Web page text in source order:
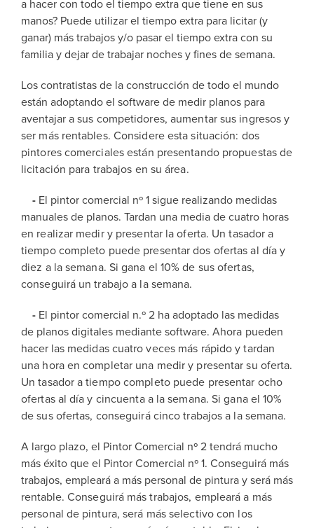
a hacer con todo el tiempo extra que tiene en sus
manos? Puede utilizar el tiempo extra para licitar (y
ganar) más trabajos y/o pasar el tiempo extra con su
familia y dejar de trabajar noches y fines de semana.
Los contratistas de la construcción de todo el mundo
están adoptando el software de medir planos para
aventajar a sus competidores, aumentar sus ingresos y
ser más rentables. Considere esta situación: dos
pintores comerciales están presentando propuestas de
licitación para trabajos en su área.
- El pintor comercial nº 1 sigue realizando medidas
manuales de planos. Tardan una media de cuatro horas
en realizar medir y presentar la oferta. Un tasador a
tiempo completo puede presentar dos ofertas al día y
diez a la semana. Si gana el 10% de sus ofertas,
conseguirá un trabajo a la semana.
- El pintor comercial n.º 2 ha adoptado las medidas
de planos digitales mediante software. Ahora pueden
hacer las medidas cuatro veces más rápido y tardan
una hora en completar una medir y presentar su oferta.
Un tasador a tiempo completo puede presentar ocho
ofertas al día y cincuenta a la semana. Si gana el 10%
de sus ofertas, conseguirá cinco trabajos a la semana.
A largo plazo, el Pintor Comercial nº 2 tendrá mucho
más éxito que el Pintor Comercial nº 1. Conseguirá más
trabajos, empleará a más personal de pintura y será más
rentable. Conseguirá más trabajos, empleará a más
personal de pintura, será más selectivo con los